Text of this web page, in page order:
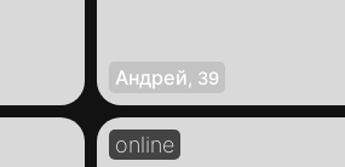
Андрей, 39